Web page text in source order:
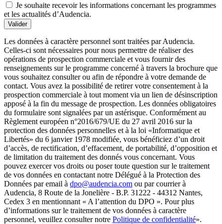
Je souhaite recevoir les informations concernant les programmes
et les actualités d’Audencia.
Valider
Les données à caractère personnel sont traitées par Audencia.
Celles-ci sont nécessaires pour nous permettre de réaliser des
opérations de prospection commerciale et vous fournir des
renseignements sur le programme concerné à travers la brochure que
vous souhaitez consulter ou afin de répondre à votre demande de
contact. Vous avez la possibilité de retirer votre consentement à la
prospection commerciale à tout moment via un lien de désinscription
apposé à la fin du message de prospection. Les données obligatoires
du formulaire sont signalées par un astérisque. Conformément au
Règlement européen n°2016/679/UE du 27 avril 2016 sur la
protection des données personnelles et à la loi «Informatique et
Libertés» du 6 janvier 1978 modifiée, vous bénéficiez d’un droit
d’accès, de rectification, d’effacement, de portabilité, d’opposition et
de limitation du traitement des donnés vous concernant. Vous
pouvez exercer vos droits ou poser toute question sur le traitement
de vos données en contactant notre Délégué à la Protection des
Données par email à dpo@audencia.com ou par courrier à
Audencia, 8 Route de la Jonelière - B.P. 31222 - 44312 Nantes,
Cedex 3 en mentionnant « A l’attention du DPO ». Pour plus
d’informations sur le traitement de vos données à caractère
personnel, veuillez consulter notre Politique de confidentialité».